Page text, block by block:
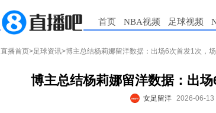
首页 NBA视频 足球视频
直播首页>足球资讯>博主总结杨莉娜留洋数据：出场6次首发1次，
博主总结杨莉娜留洋数据：出
女足留洋 2026-06-13